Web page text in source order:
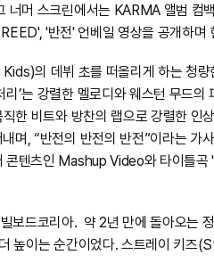
너머 스크린에서는 KARMA 앨범 컴
'반전' 언베일 영상을 공개하며
의 데뷔 초를 떠올리게 하는 청
’는 강렬한 멜로디와 웨스턴 무드의
한 비트와 방찬의 랩으로 강렬한 인
며, “반전의 반전의 반전”이라는 가
콘텐츠인 Mashup Video와 타이틀
보드코리아. 약 2년 만에 돌아오는
높이는 순간이었다. 스트레이 키즈